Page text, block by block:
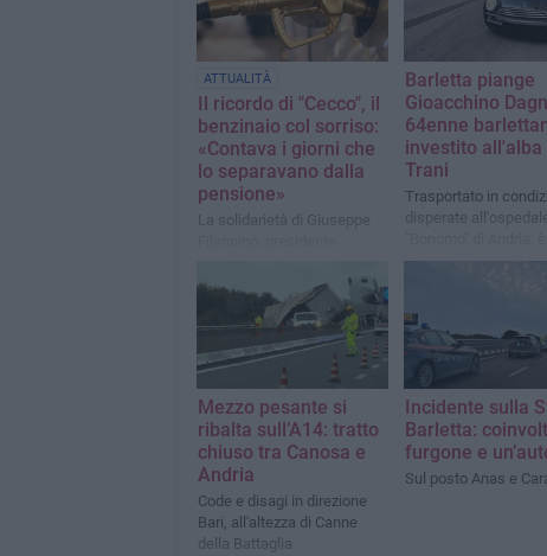
ATTUALITÀ
Il ricordo di "Cecco", il
benzinaio col sorriso:
«Contava i giorni che
lo separavano dalla
pensione»
La solidarietà di Giuseppe
sul Lavoro"
Barletta piange
Gioacchino
64enne
investito all'alba
Trani
Trasportato in
disperate
deceduto poche ore
Mezzo pesante si
ribalta sull’A14: tratto
chiuso tra Canosa e
Andria
Code e disagi in direzione
Bari, all'altezza di Canne
della Battaglia
Incidente sulla
Barletta:
furgone e
Sul posto Anas e